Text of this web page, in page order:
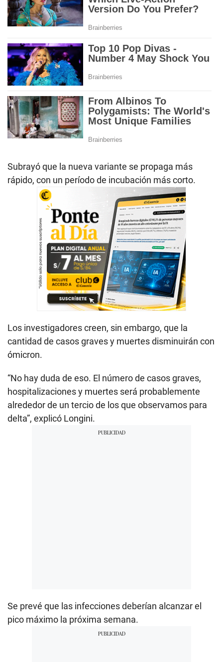
Subrayó que la nueva variante se propaga más
rápido, con un período de incubación más corto.
Los investigadores creen, sin embargo, que la
cantidad de casos graves y muertes disminuirán con
ómicron.
“No hay duda de eso. El número de casos graves,
hospitalizaciones y muertes será probablemente
alrededor de un tercio de los que observamos para
delta”, explicó Longini.
Se prevé que las infecciones deberían alcanzar el
pico máximo la próxima semana.